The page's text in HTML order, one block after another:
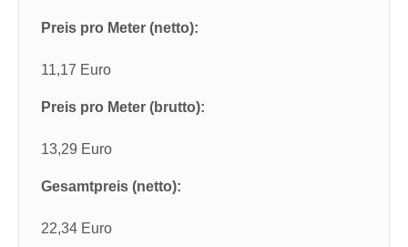
Preis pro Meter (netto):
11,17 Euro
Preis pro Meter (brutto):
13,29 Euro
Gesamtpreis (netto):
22,34 Euro